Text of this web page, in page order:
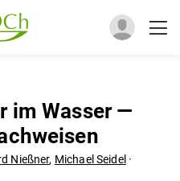
im Wasser —
Nießner, Michael Seidel ·